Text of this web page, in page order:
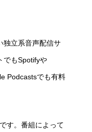
独立系音声配信サ
でもSpotifyや
Podcastsでも有料
す。番組によって